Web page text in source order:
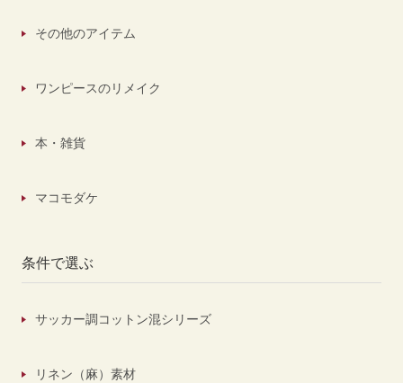
その他のアイテム
ワンピースのリメイク
本・雑貨
マコモダケ
条件で選ぶ
サッカー調コットン混シリーズ
リネン（麻）素材